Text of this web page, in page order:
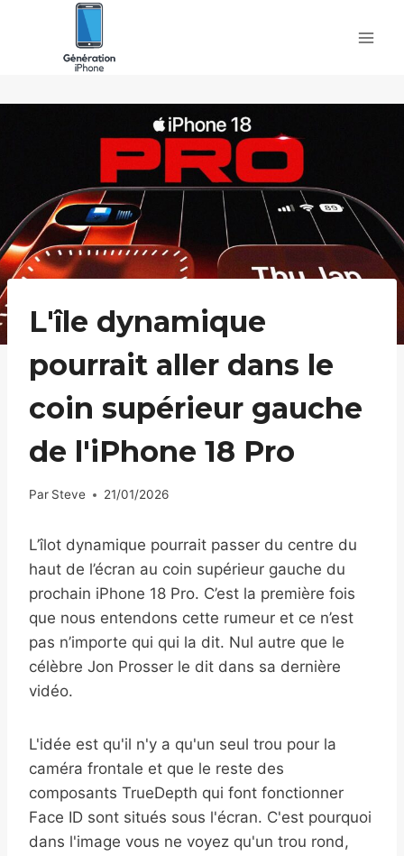
L'île dynamique
pourrait aller dans le
coin supérieur gauche
de l'iPhone 18 Pro
Par Steve 21/01/2026
L’îlot dynamique pourrait passer du centre du
haut de l’écran au coin supérieur gauche du
prochain iPhone 18 Pro. C’est la première fois
que nous entendons cette rumeur et ce n’est
pas n’importe qui qui la dit. Nul autre que le
célèbre Jon Prosser le dit dans sa dernière
vidéo.
L'idée est qu'il n'y a qu'un seul trou pour la
caméra frontale et que le reste des
composants TrueDepth qui font fonctionner
Face ID sont situés sous l'écran. C'est pourquoi
dans l'image vous ne voyez qu'un trou rond,